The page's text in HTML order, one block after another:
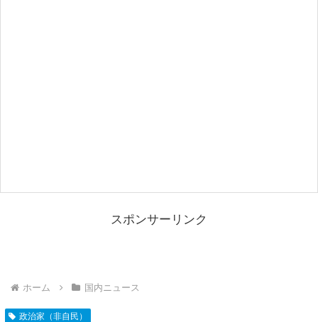
スポンサーリンク
ホーム 国内ニュース
政治家（非自民）